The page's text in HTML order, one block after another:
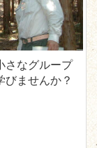
さなグループ
ませんか？